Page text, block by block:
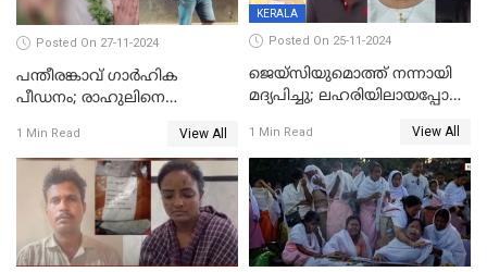
Posted On 27-11-2024
പന്തീരങ്കാവ് ഗാർഹിക
പീഡനം; രാഹുലിനെ
പൊലീസ് കോടതിയിൽ
അപേക്ഷ നൽകും
1 Min Read View All
KERALA
Posted On 25-11-2024
ജെയ്‌സിയുമൊത്ത് നന്നായി
മദ്യപിച്ചു; ലഹരിയിലായപ്പോൾ
പലവട്ടം അടിച്ചു;
നിലവിളിച്ചപ്പോൾ മുഖത്ത്
തലയിണ വച്ചമർത്തി;
അരുംകൊലയിൽ യുവാവും
യുവതിയും പിടിയിൽ
1 Min Read View All